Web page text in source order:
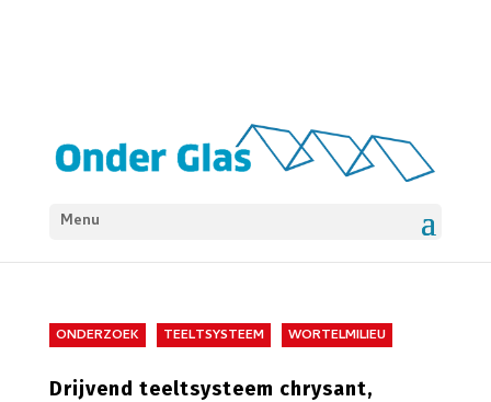
Menu
ONDERZOEK TEELTSYSTEEM WORTELMILIEU
Drijvend teeltsysteem chrysant,